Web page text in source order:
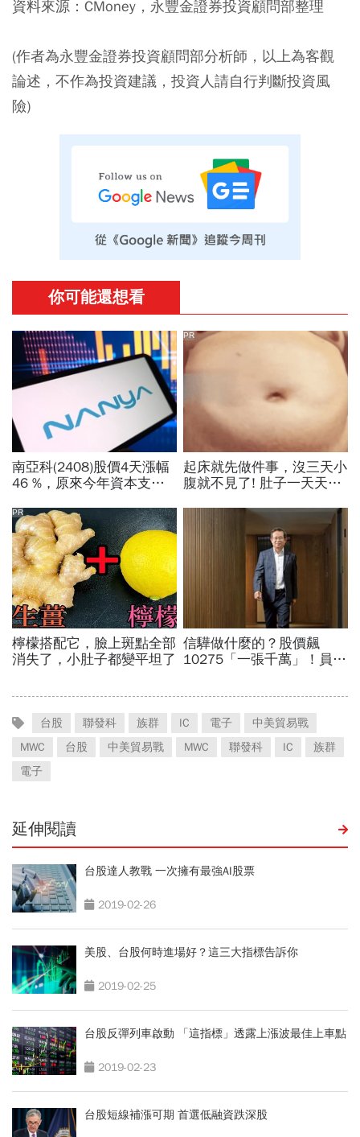
資料來源：CMoney，永豐金證券投資顧問部整理
(作者為永豐金證券投資顧問部分析師，以上為客觀
論述，不作為投資建議，投資人請自行判斷投資風
險)
台股 聯發科 族群 IC 電子
中美貿易戰
MWC
台股 中美貿易戰 MWC 聯發科 IC
族群
電子
延伸閱讀
台股達人教戰 一次擁有最強AI股票
2019-02-26
美股、台股何時進場好？這三大指標告訴你
2019-02-25
台股反彈列車啟動 「這指標」透露上漲波最佳上車點
2019-02-23
台股短線補漲可期 首選低融資跌深股